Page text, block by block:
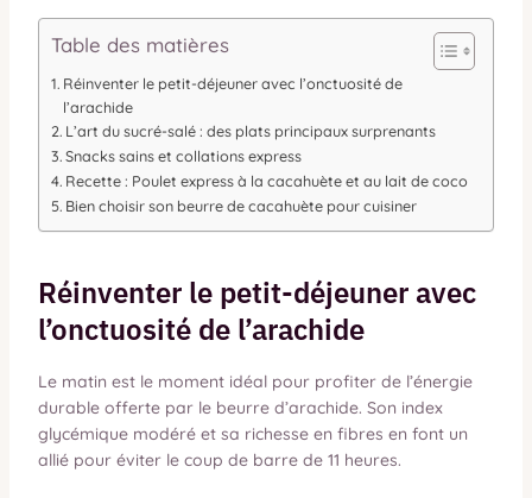
Table des matières
Réinventer le petit-déjeuner avec l’onctuosité de
l’arachide
L’art du sucré-salé : des plats principaux surprenants
Snacks sains et collations express
Recette : Poulet express à la cacahuète et au lait de coco
Bien choisir son beurre de cacahuète pour cuisiner
Réinventer le petit-déjeuner avec
l’onctuosité de l’arachide
Le matin est le moment idéal pour profiter de l’énergie
durable offerte par le beurre d’arachide. Son index
glycémique modéré et sa richesse en fibres en font un
allié pour éviter le coup de barre de 11 heures.